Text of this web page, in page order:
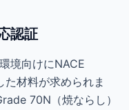
認証
境向けにNACE
材料が求められま
70N（焼ならし）